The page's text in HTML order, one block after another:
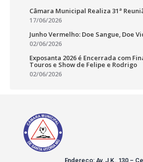
Câmara Municipal Realiza 31ª
17/06/2026
Junho Vermelho: Doe Sangue, Doe
02/06/2026
Exposanta 2026 é Encerrada com
Touros e Show de Felipe e Rodrigo
02/06/2026
Endereço: Av. J.K., 130 –